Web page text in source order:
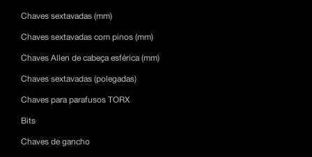
Chaves sextavadas (mm)
Chaves sextavadas com pinos (mm)
Chaves Allen de cabeça esférica (mm)
Chaves sextavadas (polegadas)
Chaves para parafusos TORX
Bits
Chaves de gancho